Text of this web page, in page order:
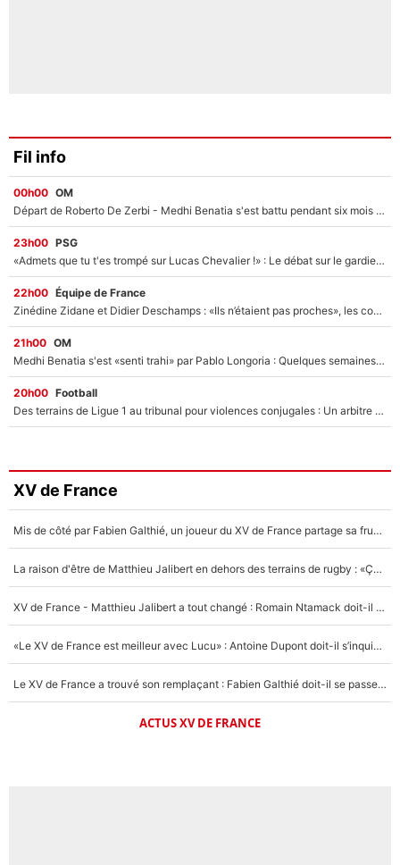
Fil info
00h00 OM
Départ de Roberto De Zerbi - Medhi Benatia s'est battu pendant six mois pour le retenir à l'OM, le PSG a été le naufrage de trop : «Je pars avec toi»
23h00 PSG
«Admets que tu t'es trompé sur Lucas Chevalier !» : Le débat sur le gardien du PSG vire au clash à l'After Foot
22h00 Équipe de France
Zinédine Zidane et Didier Deschamps : «Ils n’étaient pas proches», les confidences d’un membre de l’équipe de France 1998 sur leur relation spéciale
21h00 OM
Medhi Benatia s'est «senti trahi» par Pablo Longoria : Quelques semaines après son départ, l'ancien directeur de football de l'OM règle ses comptes
20h00 Football
Des terrains de Ligue 1 au tribunal pour violences conjugales : Un arbitre français encourt une peine de 18 mois de prison !
XV de France
Mis de côté par Fabien Galthié, un joueur du XV de France partage sa frustration : «ils ne me l’ont pas dit tout de suite»
La raison d'être de Matthieu Jalibert en dehors des terrains de rugby : «Ça m'atteint autant que si tu touches à un membre de ma famille»
XV de France - Matthieu Jalibert a tout changé : Romain Ntamack doit-il s’inquiéter pour sa place à un an de la Coupe du monde ?
«Le XV de France est meilleur avec Lucu» : Antoine Dupont doit-il s’inquiéter pour sa place ?
Le XV de France a trouvé son remplaçant : Fabien Galthié doit-il se passer d'Antoine Dupont ?
ACTUS XV DE FRANCE